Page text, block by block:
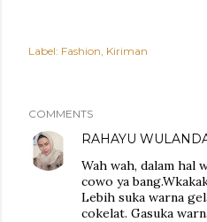
Label: Fashion Kiriman
COMMENTS
RAHAYU
Wah wah, dalam hal
cowo ya
Lebih suka warna
cokelat. Gasuka